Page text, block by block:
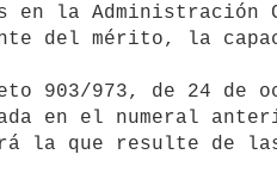
en la Administración
del mérito, la
en el numeral
la que resulte de